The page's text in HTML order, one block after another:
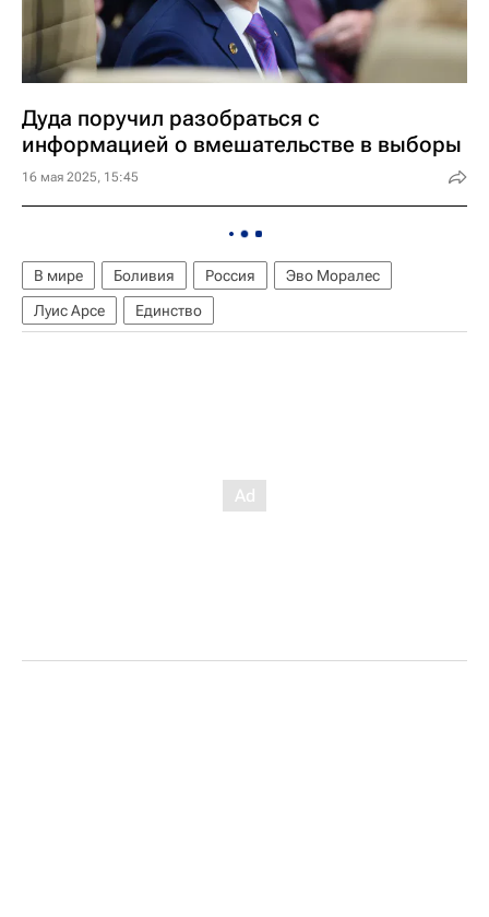
Дуда поручил разобраться с
информацией о вмешательстве в выборы
16 мая 2025, 15:45
В мире Боливия Россия
Эво Моралес
Луис Арсе
Единство